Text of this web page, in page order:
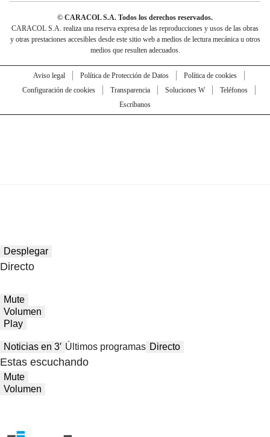
© CARACOL S.A. Todos los derechos reservados.
CARACOL S.A. realiza una reserva expresa de las reproducciones y usos de las obras
y otras prestaciones accesibles desde este sitio web a medios de lectura mecánica u otros
medios que resulten adecuados.
Aviso legal Política de Protección de Datos
Política de cookies
Configuración de cookies
Transparencia Soluciones W
Teléfonos
Escríbanos
Desplegar
Directo
Mute
Volumen
Play
Noticias en 3′ Últimos programas Directo
Estas escuchando
Mute
Volumen